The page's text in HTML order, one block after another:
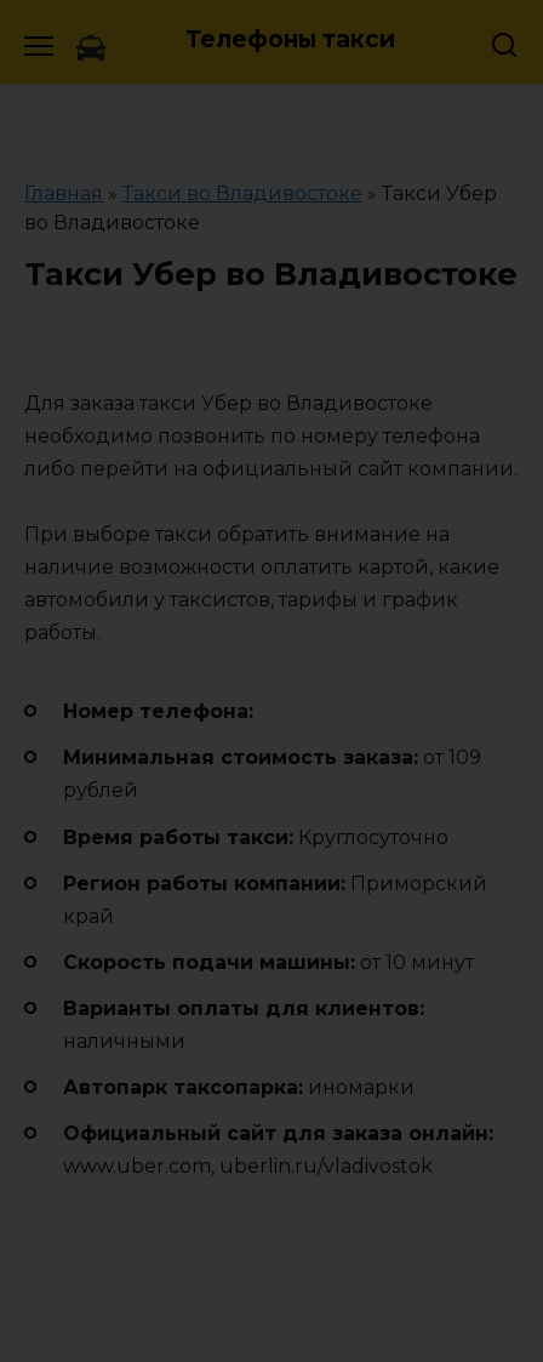
Телефоны такси
Главная » Такси во Владивостоке » Такси Убер
во Владивостоке
Такси Убер во Владивостоке
Для заказа такси Убер во Владивостоке
необходимо позвонить по номеру телефона
либо перейти на официальный сайт компании.
При выборе такси обратить внимание на
наличие возможности оплатить картой, какие
автомобили у таксистов, тарифы и график
работы.
Номер телефона:
Минимальная стоимость заказа: от 109
рублей
Время работы такси: Круглосуточно
Регион работы компании: Приморский
край
Cкорость подачи машины: от 10 минут
Варианты оплаты для клиентов:
наличными
Автопарк таксопарка: иномарки
Официальный сайт для заказа онлайн:
www.uber.com, uberlin.ru/vladivostok